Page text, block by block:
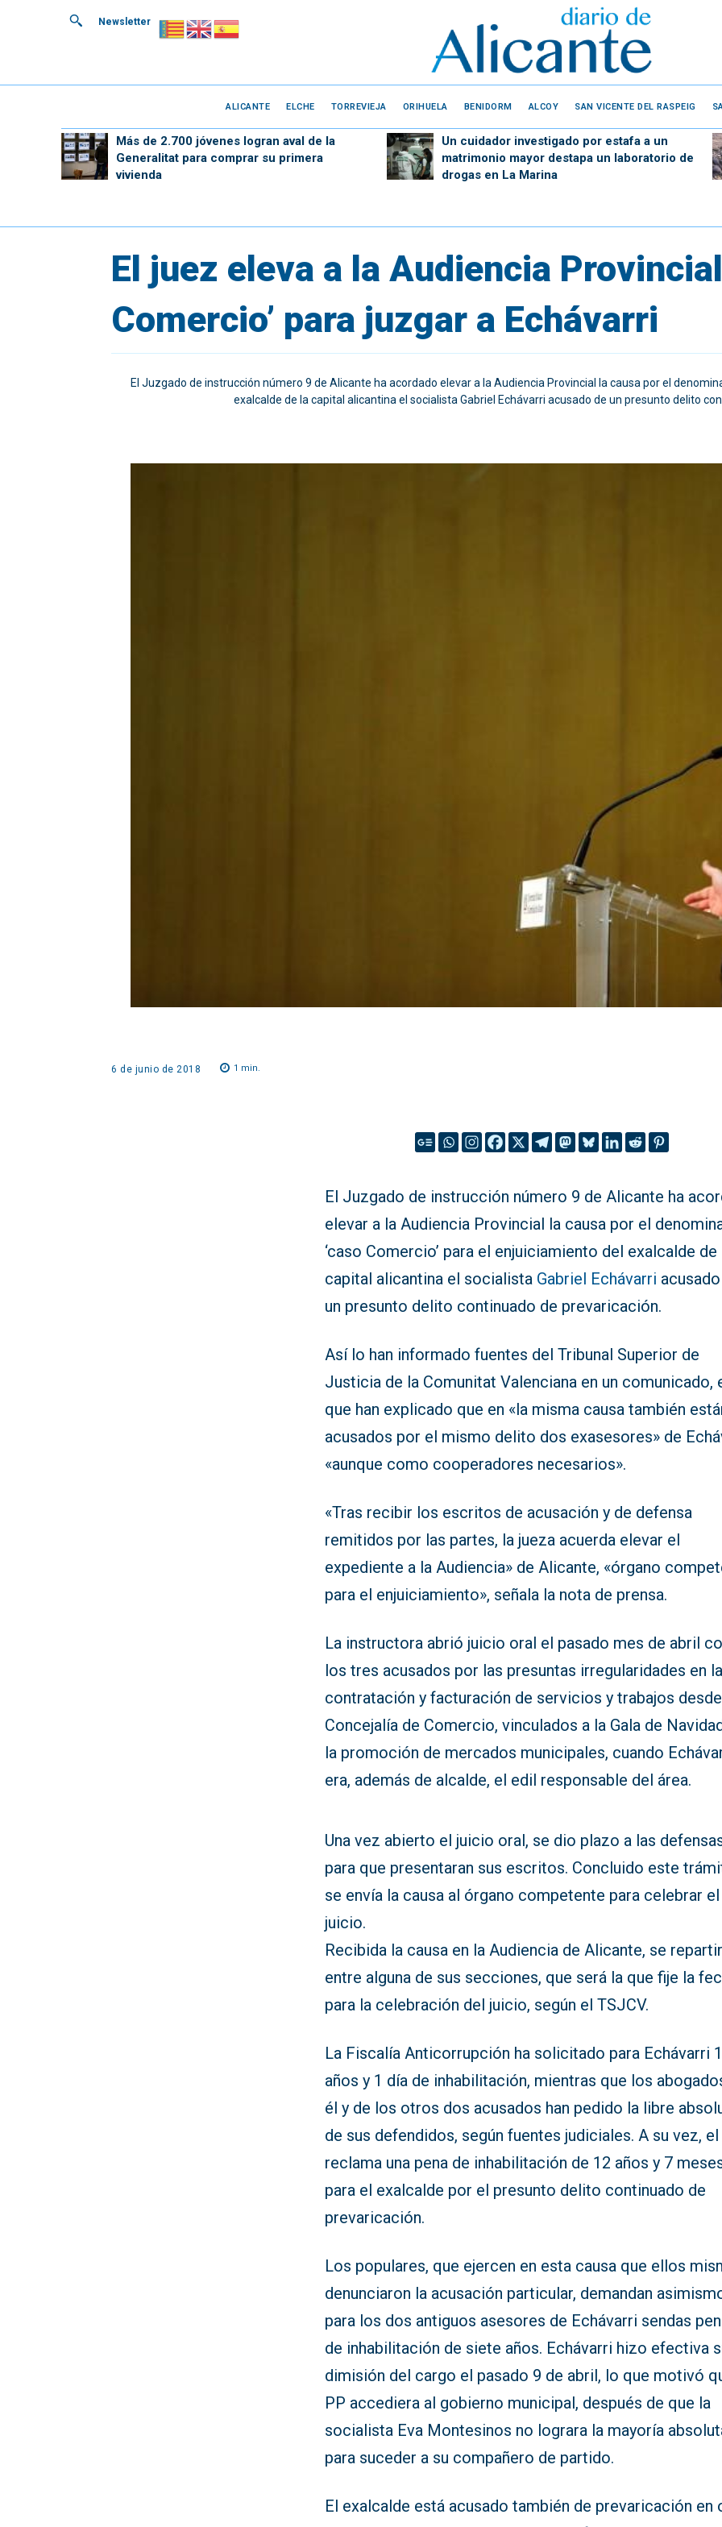
Newsletter
ALICANTE ELCHE TORREVIEJA ORIHUELA BENIDORM ALCOY SAN VICENTE DEL RASPEIG
Más de 2.700 jóvenes logran aval de la
Generalitat para comprar su primera
vivienda
Un cuidador investigado por estafa a un
matrimonio mayor destapa un laboratorio de
drogas en La Marina
El juez eleva a la Audiencia Provincial
Comercio’ para juzgar a Echávarri
El Juzgado de instrucción número 9 de Alicante ha acordado elevar a la Audiencia Provincial la causa por el
exalcalde de la capital alicantina el socialista Gabriel Echávarri acusado de un presunto delito
6 de junio de 2018 1 min.
El Juzgado de instrucción número 9 de Alicante ha
elevar a la Audiencia Provincial la causa por el
‘caso Comercio’ para el enjuiciamiento del exalcalde de
capital alicantina el socialista Gabriel Echávarri
un presunto delito continuado de prevaricación.
Así lo han informado fuentes del Tribunal Superior de
Justicia de la Comunitat Valenciana en un comunicado,
que han explicado que en «la misma causa también
acusados por el mismo delito dos exasesores» de
«aunque como cooperadores necesarios».
«Tras recibir los escritos de acusación y de defensa
remitidos por las partes, la jueza acuerda elevar el
expediente a la Audiencia» de Alicante, «órgano
para el enjuiciamiento», señala la nota de prensa.
La instructora abrió juicio oral el pasado mes de abril
los tres acusados por las presuntas irregularidades en la
contratación y facturación de servicios y trabajos
Concejalía de Comercio, vinculados a la Gala de
la promoción de mercados municipales, cuando
era, además de alcalde, el edil responsable del área.
Una vez abierto el juicio oral, se dio plazo a las
para que presentaran sus escritos. Concluido este
se envía la causa al órgano competente para celebrar el
juicio.
Recibida la causa en la Audiencia de Alicante, se
entre alguna de sus secciones, que será la que fije la
para la celebración del juicio, según el TSJCV.
La Fiscalía Anticorrupción ha solicitado para Echávarri
años y 1 día de inhabilitación, mientras que los
él y de los otros dos acusados han pedido la libre
de sus defendidos, según fuentes judiciales. A su vez, el
reclama una pena de inhabilitación de 12 años y 7
para el exalcalde por el presunto delito continuado de
prevaricación.
Los populares, que ejercen en esta causa que ellos
denunciaron la acusación particular, demandan
para los dos antiguos asesores de Echávarri sendas
de inhabilitación de siete años. Echávarri hizo efectiva
dimisión del cargo el pasado 9 de abril, lo que motivó
PP accediera al gobierno municipal, después de que la
socialista Eva Montesinos no lograra la mayoría
para suceder a su compañero de partido.
El exalcalde está acusado también de prevaricación en